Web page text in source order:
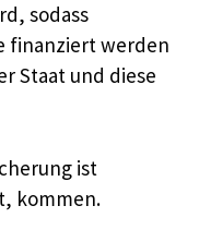
sodass
finanziert werden
Staat und diese
ist
kommen.